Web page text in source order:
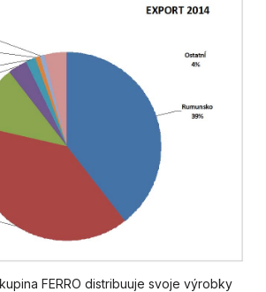
FERRO distribuuje svoje výrobky